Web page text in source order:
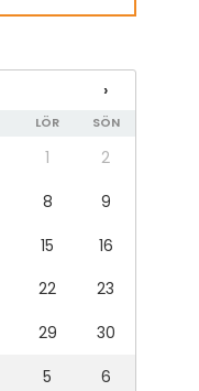
›
LÖR SÖN
1
2
8
9
15
16
22
23
29
30
5 6